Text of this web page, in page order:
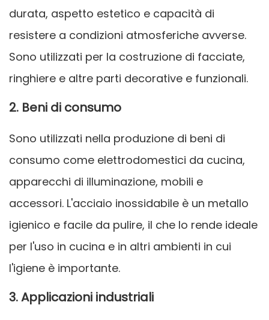
durata, aspetto estetico e capacità di
resistere a condizioni atmosferiche avverse.
Sono utilizzati per la costruzione di facciate,
ringhiere e altre parti decorative e funzionali.
2. Beni di consumo
Sono utilizzati nella produzione di beni di
consumo come elettrodomestici da cucina,
apparecchi di illuminazione, mobili e
accessori. L'acciaio inossidabile è un metallo
igienico e facile da pulire, il che lo rende ideale
per l'uso in cucina e in altri ambienti in cui
l'igiene è importante.
3. Applicazioni industriali